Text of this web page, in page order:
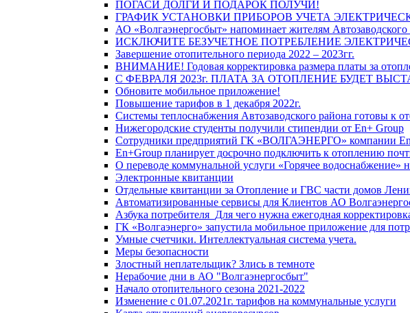
ПОГАСИ ДОЛГИ И ПОДАРОК ПОЛУЧИ!
ГРАФИК УСТАНОВКИ ПРИБОРОВ УЧЕТА
АО «Волгаэнергосбыт» напоминает жителям
ИСКЛЮЧИТЕ БЕЗУЧЕТНОЕ ПОТРЕБЛЕНИЕ
Завершение отопительного периода 2022 – 2023гг.
ВНИМАНИЕ! Годовая корректировка размера платы за
С ФЕВРАЛЯ 2023г. ПЛАТА ЗА ОТОПЛЕНИЕ БУДЕТ
Обновите мобильное приложение!
Повышение тарифов в 1 декабря 2022г.
Системы теплоснабжения Автозаводского района готовы к
Нижегородские студенты получили стипендии от En+ Group
Сотрудники предприятий ГК «ВОЛГАЭНЕРГО» компании
En+Group планирует досрочно подключить к отоплению
О переводе коммунальной услуги «Горячее водоснабжение»
Электронные квитанции
Отдельные квитанции за Отопление и ГВС части домов
Автоматизированные сервисы для Клиентов АО
Азбука потребителя_Для чего нужна ежегодная
ГК «Волгаэнерго» запустила мобильное приложение для
Умные счетчики. Интеллектуальная система учета.
Меры безопасности
Злостный неплательщик? Злись в темноте
Нерабочие дни в АО "Волгаэнергосбыт"
Начало отопительного сезона 2021-2022
Изменение с 01.07.2021г. тарифов на коммунальные услуги